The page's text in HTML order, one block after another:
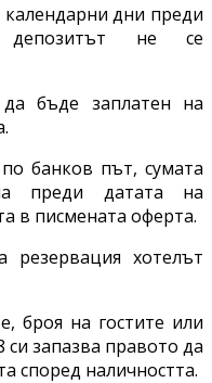
дни преди
депозитът не се
бъде заплатен на
банков път, сумата
преди датата на
в писмената оферта.
резервация хотелът
броя на гостите или
си запазва правото да
според наличността.